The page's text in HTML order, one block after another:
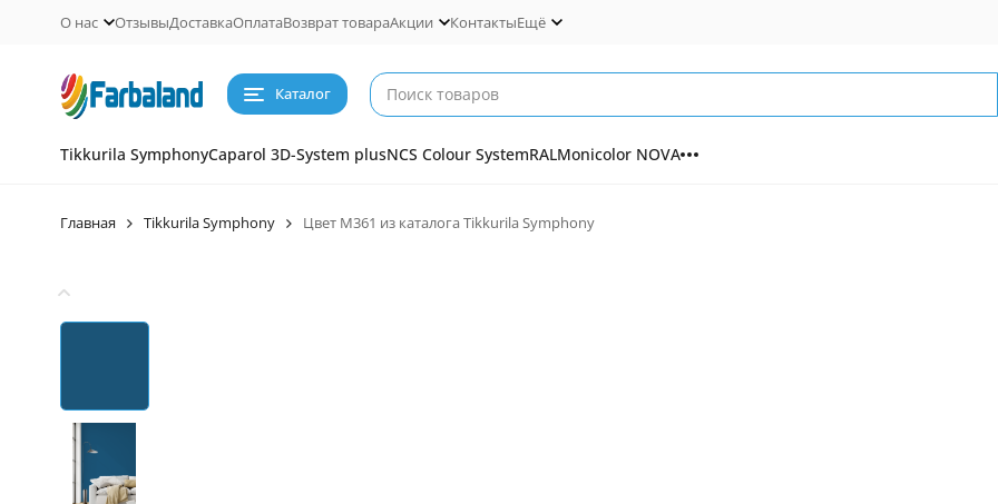
О нас ОтзывыДоставкаОплатаВозврат товараАкции КонтактыЕщё
Каталог
Tikkurila SymphonyCaparol 3D-System plusNCS Colour SystemRALMonicolor NOVA
Главная Tikkurila Symphony Цвет M361 из каталога Tikkurila Symphony